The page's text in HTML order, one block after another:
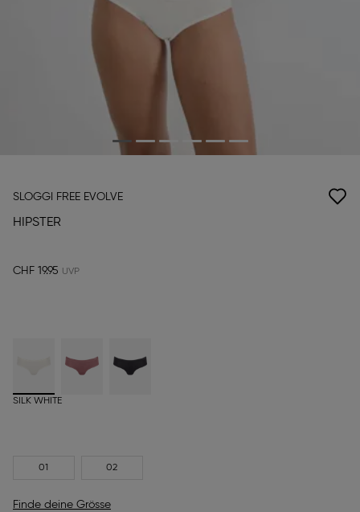
SLOGGI FREE EVOLVE
HIPSTER
CHF 19.95
SILK WHITE
01 02
Finde deine Grösse